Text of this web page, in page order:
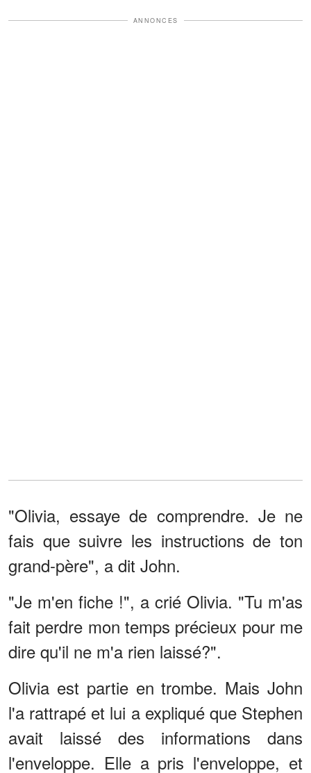
ANNONCES
"Olivia, essaye de comprendre. Je ne
fais que suivre les instructions de ton
grand-père", a dit John.
"Je m'en fiche !", a crié Olivia. "Tu m'as
fait perdre mon temps précieux pour me
dire qu'il ne m'a rien laissé?".
Olivia est partie en trombe. Mais John
l'a rattrapé et lui a expliqué que Stephen
avait laissé des informations dans
l'enveloppe. Elle a pris l'enveloppe, et